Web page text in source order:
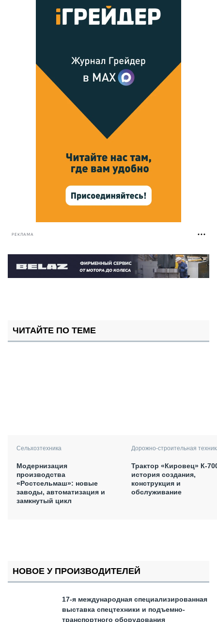
РЕКЛАМА
ЧИТАЙТЕ ПО ТЕМЕ
Сельхозтехника
Модернизация
производства
«Ростсельмаш»: новые
заводы, автоматизация и
замкнутый цикл
Дорожно-строительная
Трактор «Кировец» К-
история создания,
конструкция и
обслуживание
НОВОЕ У ПРОИЗВОДИТЕЛЕЙ
17-я международная специализированная
выставка спецтехники и подъемно-
транспортного оборудования